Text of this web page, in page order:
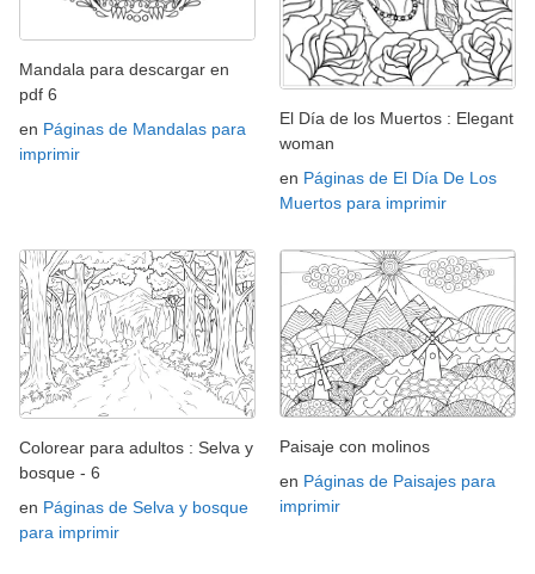
Mandala para descargar en
pdf 6
en Páginas de Mandalas para
imprimir
El Día de los Muertos : Elegant
woman
en Páginas de El Día De Los
Muertos para imprimir
Colorear para adultos : Selva y
bosque - 6
en Páginas de Selva y bosque
para imprimir
Paisaje con molinos
en Páginas de Paisajes para
imprimir